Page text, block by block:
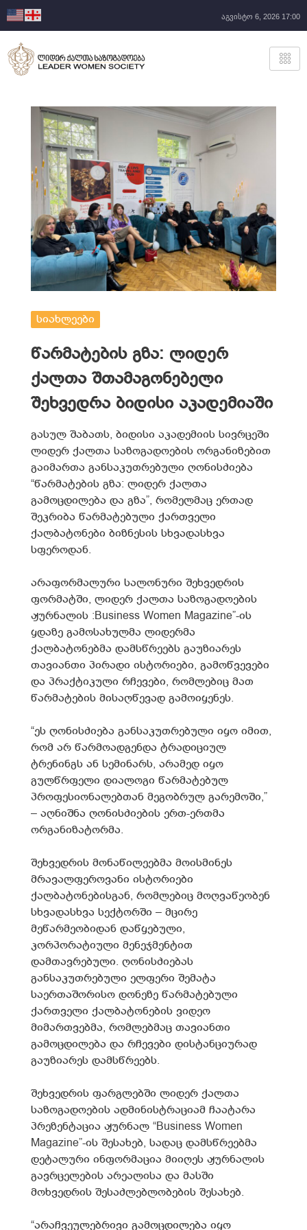
აგვისტო 6, 2026 17:00
სიახლეები
წარმატების გზა: ლიდერ
ქალთა შთამაგონებელი
შეხვედრა ბიდისი აკადემიაში
გასულ შაბათს, ბიდისი აკადემიის სივრცეში
ლიდერ ქალთა საზოგადოების ორგანიზებით
გაიმართა განსაკუთრებული ღონისძიება
“წარმატების გზა: ლიდერ ქალთა
გამოცდილება და გზა”, რომელმაც ერთად
შეკრიბა წარმატებული ქართველი
ქალბატონები ბიზნესის სხვადასხვა
სფეროდან.
არაფორმალური სალონური შეხვედრის
ფორმატში, ლიდერ ქალთა საზოგადოების
ჟურნალის :Business Women Magazine”-ის
ყდაზე გამოსახულმა ლიდერმა
ქალბატონებმა დამსწრეებს გაუზიარეს
თავიანთი პირადი ისტორიები, გამოწვევები
და პრაქტიკული რჩევები, რომლებიც მათ
წარმატების მისაღწევად გამოიყენეს.
“ეს ღონისძიება განსაკუთრებული იყო იმით,
რომ არ წარმოადგენდა ტრადიციულ
ტრენინგს ან სემინარს, არამედ იყო
გულწრფელი დიალოგი წარმატებულ
პროფესიონალებთან მეგობრულ გარემოში,”
– აღნიშნა ღონისძიების ერთ-ერთმა
ორგანიზატორმა.
შეხვედრის მონაწილეებმა მოისმინეს
მრავალფეროვანი ისტორიები
ქალბატონებისგან, რომლებიც მოღვაწეობენ
სხვადასხვა სექტორში – მცირე
მეწარმეობიდან დაწყებული,
კორპორატიული მენეჯმენტით
დამთავრებული. ღონისძიებას
განსაკუთრებული ელფერი შემატა
საერთაშორისო დონეზე წარმატებული
ქართველი ქალბატონების ვიდეო
მიმართვებმა, რომლებმაც თავიანთი
გამოცდილება და რჩევები დისტანციურად
გაუზიარეს დამსწრეებს.
შეხვედრის ფარგლებში ლიდერ ქალთა
საზოგადოების ადმინისტრაციამ ჩაატარა
პრეზენტაცია ჟურნალ “Business Women
Magazine”-ის შესახებ, სადაც დამსწრეებმა
დეტალური ინფორმაცია მიიღეს ჟურნალის
გავრცელების არეალისა და მასში
მოხვედრის შესაძლებლობების შესახებ.
“არაჩვეულებრივი გამოცდილება იყო